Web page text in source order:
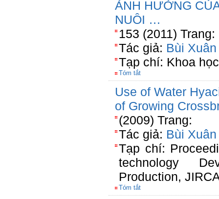
ẢNH HƯỞNG
NUÔI …
153 (2011) Trang:
Tác giả: Bùi
Tạp chí: Khoa
Tóm tắt
Use of Water
of Growing
(2009) Trang:
Tác giả: Bùi
Tạp chí:
technology
Production,
Tóm tắt